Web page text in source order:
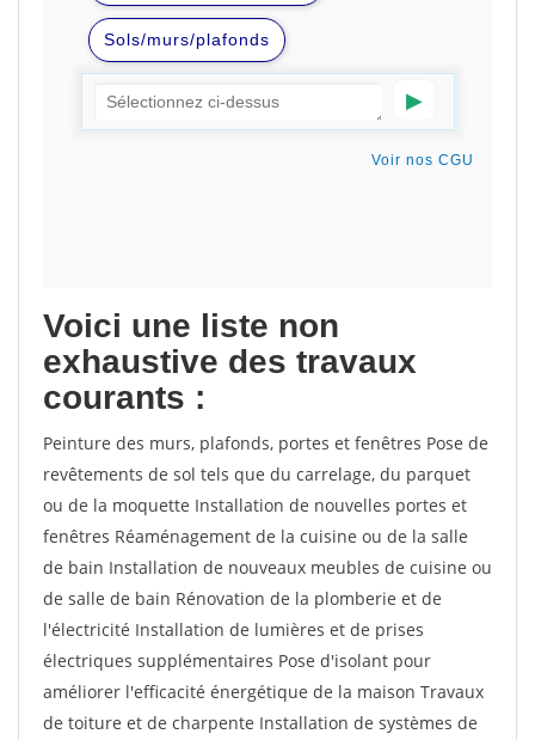
Voici une liste non
exhaustive des travaux
courants :
Peinture des murs, plafonds, portes et fenêtres Pose de
revêtements de sol tels que du carrelage, du parquet
ou de la moquette Installation de nouvelles portes et
fenêtres Réaménagement de la cuisine ou de la salle
de bain Installation de nouveaux meubles de cuisine ou
de salle de bain Rénovation de la plomberie et de
l'électricité Installation de lumières et de prises
électriques supplémentaires Pose d'isolant pour
améliorer l'efficacité énergétique de la maison Travaux
de toiture et de charpente Installation de systèmes de